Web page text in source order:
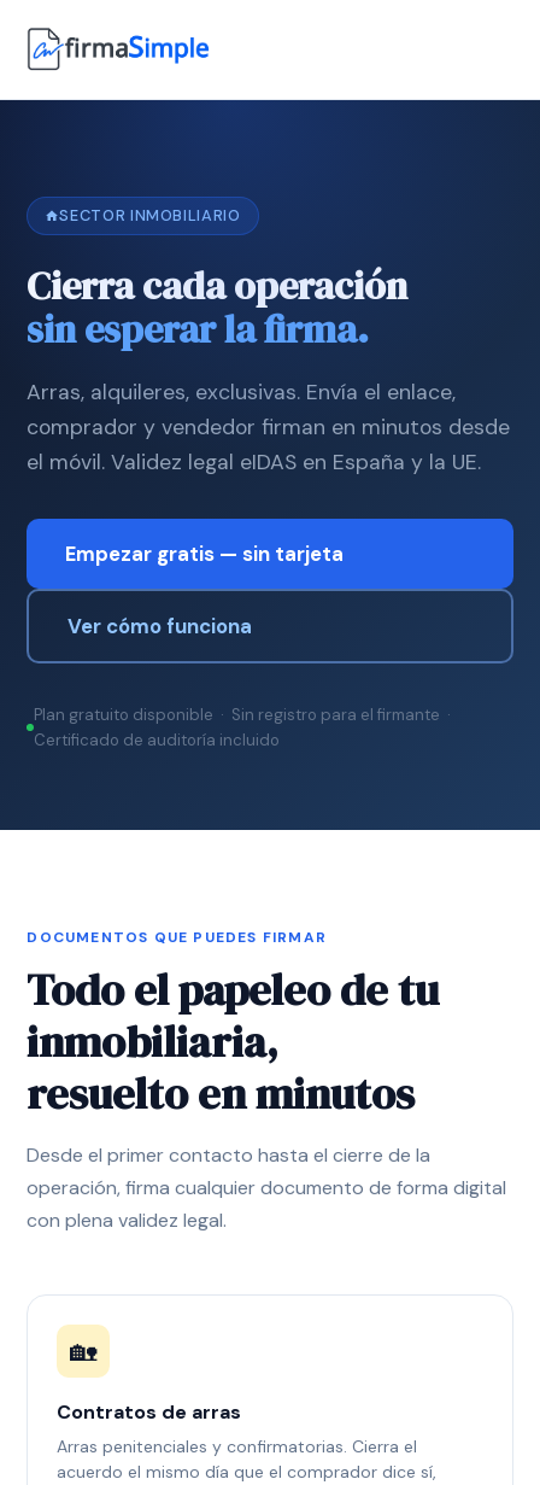
SECTOR INMOBILIARIO
Cierra cada operación
sin esperar la firma.
Arras, alquileres, exclusivas. Envía el enlace,
comprador y vendedor firman en minutos desde
el móvil. Validez legal eIDAS en España y la UE.
Empezar gratis — sin tarjeta
Ver cómo funciona
Plan gratuito disponible · Sin registro para el firmante ·
Certificado de auditoría incluido
DOCUMENTOS QUE PUEDES FIRMAR
Todo el papeleo de tu
inmobiliaria,
resuelto en minutos
Desde el primer contacto hasta el cierre de la
operación, firma cualquier documento de forma digital
con plena validez legal.
🏡
Contratos de arras
Arras penitenciales y confirmatorias. Cierra el
acuerdo el mismo día que el comprador dice sí,